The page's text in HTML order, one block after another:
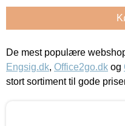
De mest populære
Engsig.dk, Office2go.dk og
stort sortiment til gode